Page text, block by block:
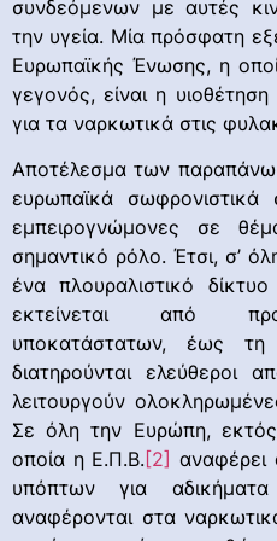
συνδεόμενων με αυτές
την υγεία. Μία πρόσφατη
Ευρωπαϊκής Ένωσης, η
γεγονός, είναι η
για τα ναρκωτικά στις
Αποτέλεσμα των παραπάνω
ευρωπαϊκά σωφρονιστικά
εμπειρογνώμονες σε
σημαντικό ρόλο. Έτσι, σ’
ένα πλουραλιστικό
εκτείνεται από
υποκατάστατων, έως
διατηρούνται ελεύθεροι
λειτουργούν
Σε όλη την Ευρώπη,
οποία η Ε.Π.Β.[2] αναφέρει
υπόπτων για
αναφέρονται στα